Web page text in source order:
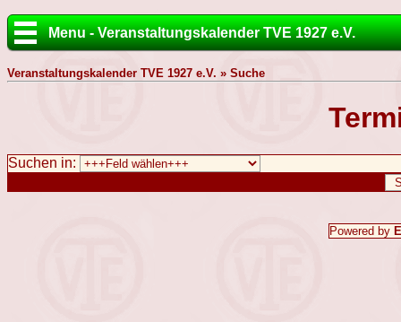
Menu - Veranstaltungskalender TVE 1927 e.V.
Veranstaltungskalender TVE 1927 e.V. » Suche
Suchen in:
Powered by